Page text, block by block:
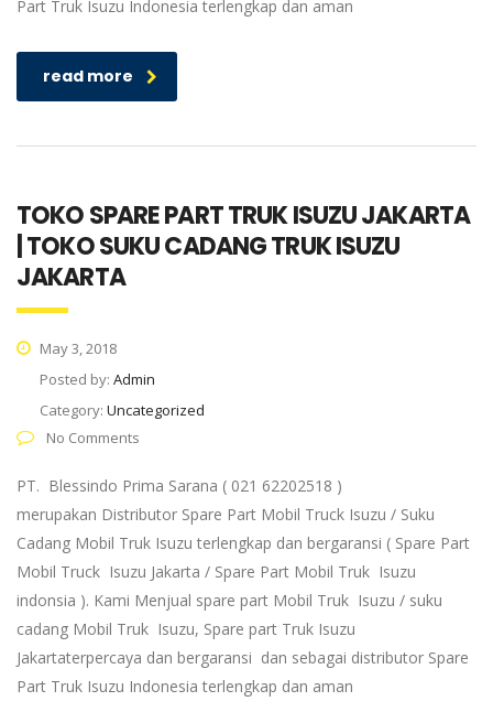
Part Truk Isuzu Indonesia terlengkap dan aman
read more
TOKO SPARE PART TRUK ISUZU JAKARTA
| TOKO SUKU CADANG TRUK ISUZU
JAKARTA
May 3, 2018
Posted by: Admin
Category: Uncategorized
No Comments
PT. Blessindo Prima Sarana ( 021 62202518 )
merupakan Distributor Spare Part Mobil Truck Isuzu / Suku
Cadang Mobil Truk Isuzu terlengkap dan bergaransi ( Spare Part
Mobil Truck Isuzu Jakarta / Spare Part Mobil Truk Isuzu
indonsia ). Kami Menjual spare part Mobil Truk Isuzu / suku
cadang Mobil Truk Isuzu, Spare part Truk Isuzu
Jakartaterpercaya dan bergaransi dan sebagai distributor Spare
Part Truk Isuzu Indonesia terlengkap dan aman